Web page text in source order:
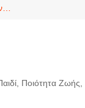
Ποιότητα Ζωής